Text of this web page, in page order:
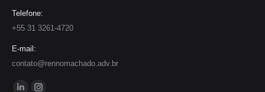
Telefone:
+55 31 3261-4720
E-mail:
contato@rennomachado.adv.br
Encontre-nos em: